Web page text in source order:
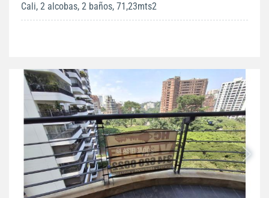
Cali, 2 alcobas, 2 baños, 71,23mts2